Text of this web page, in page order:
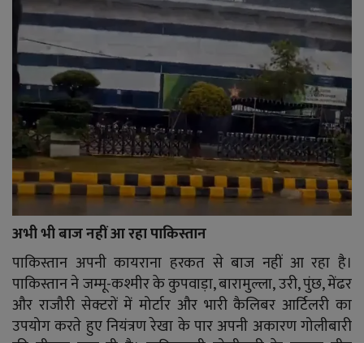
अभी भी बाज नहीं आ रहा पाकिस्तान
पाकिस्तान अपनी कायराना हरकत से बाज नहीं आ रहा है।
पाकिस्तान ने जम्मू-कश्मीर के कुपवाड़ा, बारामुल्ला, उरी, पुंछ, मेंढर
और राजौरी सेक्टरों में मोर्टार और भारी कैलिबर आर्टिलरी का
उपयोग करते हुए नियंत्रण रेखा के पार अपनी अकारण गोलीबारी